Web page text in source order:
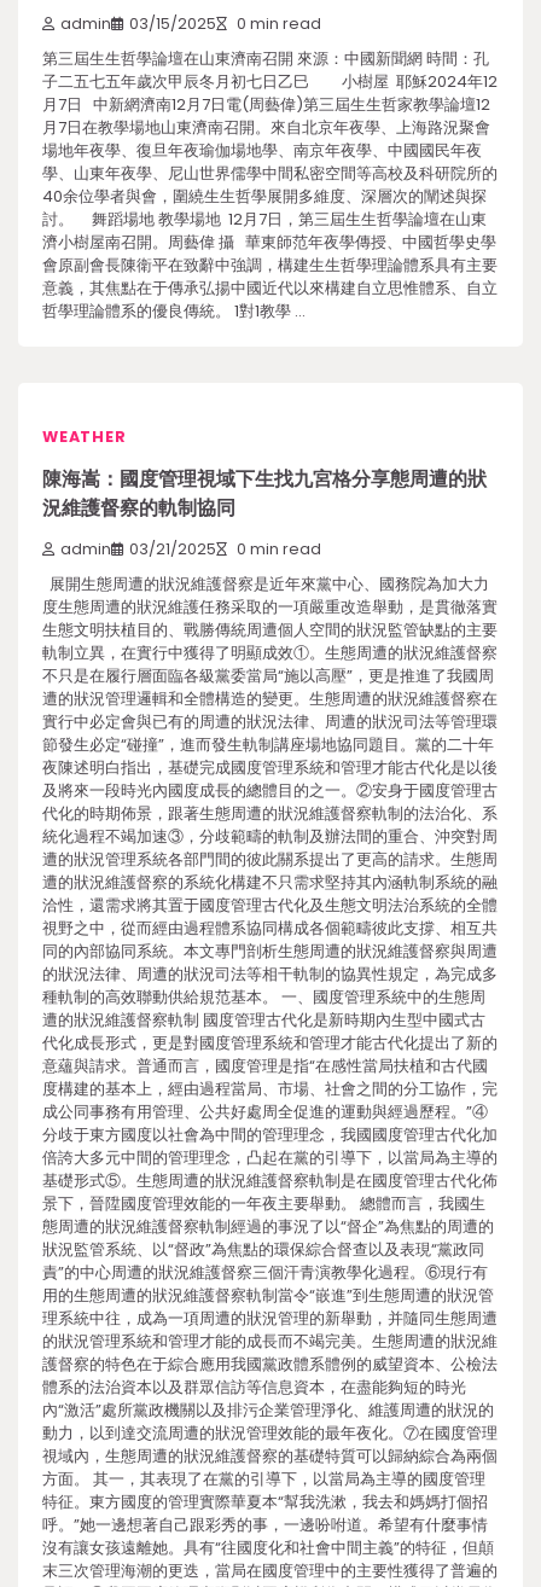
admin 03/15/2025 0 min read
第三屆生生哲學論壇在山東濟南召開 來源：中國新聞網 時間：孔
子二五七五年歲次甲辰冬月初七日乙巳 小樹屋 耶穌2024年12
月7日 中新網濟南12月7日電(周藝偉)第三屆生生哲家教學論壇12
月7日在教學場地山東濟南召開。來自北京年夜學、上海路況聚會
場地年夜學、復旦年夜瑜伽場地學、南京年夜學、中國國民年夜
學、山東年夜學、尼山世界儒學中間私密空間等高校及科研院所的
40余位學者與會，圍繞生生哲學展開多維度、深層次的闡述與探
討。 舞蹈場地 教學場地 12月7日，第三屆生生哲學論壇在山東
濟小樹屋南召開。周藝偉 攝 華東師范年夜學傳授、中國哲學史學
會原副會長陳衛平在致辭中強調，構建生生哲學理論體系具有主要
意義，其焦點在于傳承弘揚中國近代以來構建自立思惟體系、自立
哲學理論體系的優良傳統。 1對1教學 …
WEATHER
陳海嵩：國度管理視域下生找九宮格分享態周遭的狀
況維護督察的軌制協同
admin 03/21/2025 0 min read
展開生態周遭的狀況維護督察是近年來黨中心、國務院為加大力
度生態周遭的狀況維護任務采取的一項嚴重改造舉動，是貫徹落實
生態文明扶植目的、戰勝傳統周遭個人空間的狀況監管缺點的主要
軌制立異，在實行中獲得了明顯成效①。生態周遭的狀況維護督察
不只是在履行層面臨各級黨委當局“施以高壓”，更是推進了我國周
遭的狀況管理邏輯和全體構造的變更。生態周遭的狀況維護督察在
實行中必定會與已有的周遭的狀況法律、周遭的狀況司法等管理環
節發生必定“碰撞”，進而發生軌制講座場地協同題目。黨的二十年
夜陳述明白指出，基礎完成國度管理系統和管理才能古代化是以後
及將來一段時光內國度成長的總體目的之一。②安身于國度管理古
代化的時期佈景，跟著生態周遭的狀況維護督察軌制的法治化、系
統化過程不竭加速③，分歧範疇的軌制及辦法間的重合、沖突對周
遭的狀況管理系統各部門間的彼此關系提出了更高的請求。生態周
遭的狀況維護督察的系統化構建不只需求堅持其內涵軌制系統的融
洽性，還需求將其置于國度管理古代化及生態文明法治系統的全體
視野之中，從而經由過程體系協同構成各個範疇彼此支撐、相互共
同的內部協同系統。本文專門剖析生態周遭的狀況維護督察與周遭
的狀況法律、周遭的狀況司法等相干軌制的協異性規定，為完成多
種軌制的高效聯動供給規范基本。 一、國度管理系統中的生態周
遭的狀況維護督察軌制 國度管理古代化是新時期內生型中國式古
代化成長形式，更是對國度管理系統和管理才能古代化提出了新的
意蘊與請求。普通而言，國度管理是指“在感性當局扶植和古代國
度構建的基本上，經由過程當局、市場、社會之間的分工協作，完
成公同事務有用管理、公共好處周全促進的運動與經過歷程。”④
分歧于東方國度以社會為中間的管理理念，我國國度管理古代化加
倍誇大多元中間的管理理念，凸起在黨的引導下，以當局為主導的
基礎形式⑤。生態周遭的狀況維護督察軌制是在國度管理古代化佈
景下，晉陞國度管理效能的一年夜主要舉動。 總體而言，我國生
態周遭的狀況維護督察軌制經過的事況了以“督企”為焦點的周遭的
狀況監管系統、以“督政”為焦點的環保綜合督查以及表現“黨政同
責”的中心周遭的狀況維護督察三個汗青演教學化過程。⑥現行有
用的生態周遭的狀況維護督察軌制當令“嵌進”到生態周遭的狀況管
理系統中往，成為一項周遭的狀況管理的新舉動，并隨同生態周遭
的狀況管理系統和管理才能的成長而不竭完美。生態周遭的狀況維
護督察的特色在于綜合應用我國黨政體系體例的威望資本、公檢法
體系的法治資本以及群眾信訪等信息資本，在盡能夠短的時光
內“激活”處所黨政機關以及排污企業管理淨化、維護周遭的狀況的
動力，以到達交流周遭的狀況管理效能的最年夜化。⑦在國度管理
視域內，生態周遭的狀況維護督察的基礎特質可以歸納綜合為兩個
方面。 其一，其表現了在黨的引導下，以當局為主導的國度管理
特征。東方國度的管理實際華夏本“幫我洗漱，我去和媽媽打個招
呼。”她一邊想著自己跟彩秀的事，一邊吩咐道。希望有什麼事情
沒有讓女孩遠離她。具有“往國度化和社會中間主義”的特征，但顛
末三次管理海潮的更迭，當局在國度管理中的主要性獲得了普遍的